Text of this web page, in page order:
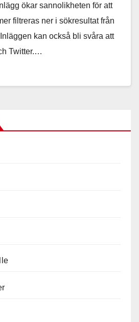
ökar sannolikheten för att
filtreras ner i sökresultat från
kan också bli svåra att
Twitter.…